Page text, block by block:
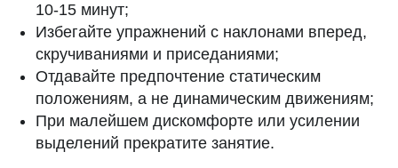
10-15 минут;
Избегайте упражнений с наклонами вперед,
скручиваниями и приседаниями;
Отдавайте предпочтение статическим
положениям, а не динамическим движениям;
При малейшем дискомфорте или усилении
выделений прекратите занятие.